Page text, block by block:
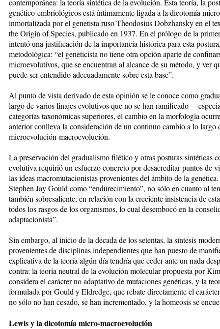
contemporánea: la teoría sintética de la evolución. Esta teoría, la
genético-embriológicos está íntimamente ligada a la dicotomía
inmortalizada por el genetista ruso Theodosius Dobzhansky en el
the Origin of Species, publicado en 1937. En el prólogo de la
intentó una justificación de la importancia histórica para esta
metodológica: “el geneticista no tiene otra opción aparte de
microevolutivos, que se encuentran al alcance de su método, y ver
puede ser entendido adecuadamente sobre esta base”.
Al punto de vista derivado de esta opinión se le conoce como
largo de varios linajes evolutivos que no se han ramificado
categorías taxonómicas superiores, el cambio en la morfología
anterior conlleva la consideración de un continuo cambio a lo largo
microevolución-macroevolución.
La preservación del gradualismo filético y otras posturas sintéticas
evolutiva requirió un esfuerzo concreto por desacreditar puntos de
las ideas macromutacionistas provenientes del ámbito de la
Stephen Jay Gould como “endurecimiento”, no sólo en cuanto al
también sobresaliente, en relación con la creciente insistencia de
todos los rasgos de los organismos, lo cual desembocó en la
adaptacionista”.
Sin embargo, al inicio de la década de los setentas, la síntesis
provenientes de disciplinas independientes que han puesto de
explicativa de la teoría algún día tendría que ceder ante un nada
contra: la teoría neutral de la evolución molecular propuesta por
considera el carácter no adaptativo de mutaciones genéticas, y la
formulada por Gould y Eldredge, que rebate directamente el
no sólo no han cesado, se han incrementado, y la homeosis se
Lewis y la dicotomía micro-macroevolución